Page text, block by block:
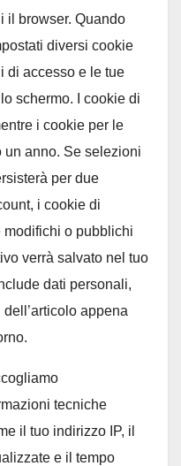
il browser. Quando
diversi cookie
di accesso e le tue
schermo. I cookie di
i cookie per le
anno. Se selezioni
per due
i cookie di
modifichi o pubblichi
verrà salvato nel tuo
dati personali,
appena
tecniche
il tuo indirizzo IP, il
e il tempo